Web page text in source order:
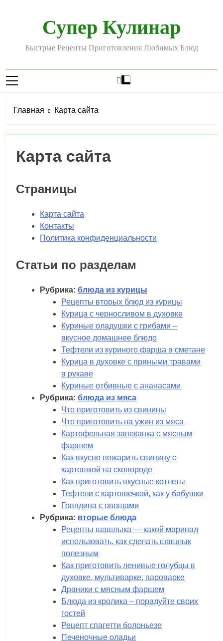
содержимомуСупер Кулинар
Быстрые Рецепты Приготовления Любимых Блюд
Главная Карта сайта
Карта сайта
Страницы
Карта сайта
Контакты
Политика конфиденциальности
Статьи по разделам
Рубрика: блюда из курицы
Рецепты вторых блюд из курицы
Курица с черносливом в духовке
Куриные оладушки с грибами –
вкусное домашнее блюдо
Тефтели из куриного фарша в сметане
Курица в духовке с пряными травами
в рукаве
Куриные отбивные с ананасами
Рубрика: блюда из мяса
Что приготовить из свинины
Что приготовить на ужин из мяса
Картофельная запеканка с мясным
фаршем
Как вкусно пожарить свинину с
картошкой на сковороде
Как приготовить вкусные котлеты
Тефтели с картошечкой, как у бабушки
Говядина с овощами
Рубрика: вторые блюда
Рецепты шашлыка — какой маринад
использовать, как сделать шашлык
полезным
Как приготовить ленивые голубцы в
духовке, мультиварке, пароварке
Драники с мясным фаршем
Блюда из кролика – порадуйте своих
гостей
Рецепт спагетти болоньезе
Печеночные оладьи